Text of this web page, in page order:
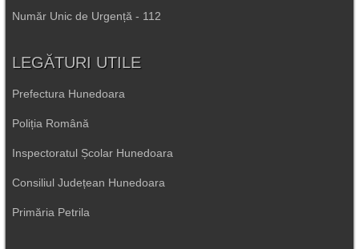
Număr Unic de Urgență - 112
LEGĂTURI UTILE
Prefectura Hunedoara
Poliția Română
Inspectoratul Școlar Hunedoara
Consiliul Județean Hunedoara
Primăria Petrila